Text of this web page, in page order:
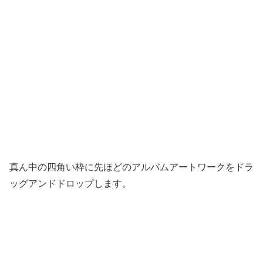
真ん中の四角い枠に先ほどのアルバムアートワークをドラ
ッグアンドドロップします。